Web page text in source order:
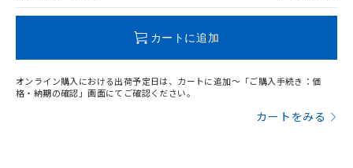
カートに追加
オンライン購入における出荷予定日は、カートに追加～「ご購入手続き：価
格・納期の確認」画面にてご確認ください。
カートをみる